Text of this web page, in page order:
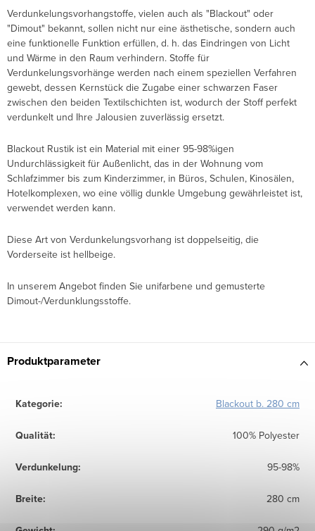
Verdunkelungsvorhangstoffe, vielen auch als "Blackout" oder
"Dimout" bekannt, sollen nicht nur eine ästhetische, sondern auch
eine funktionelle Funktion erfüllen, d. h. das Eindringen von Licht
und Wärme in den Raum verhindern. Stoffe für
Verdunkelungsvorhänge werden nach einem speziellen Verfahren
gewebt, dessen Kernstück die Zugabe einer schwarzen Faser
zwischen den beiden Textilschichten ist, wodurch der Stoff perfekt
verdunkelt und Ihre Jalousien zuverlässig ersetzt.
Blackout Rustik ist ein Material mit einer 95-98%igen
Undurchlässigkeit für Außenlicht, das in der Wohnung vom
Schlafzimmer bis zum Kinderzimmer, in Büros, Schulen, Kinosälen,
Hotelkomplexen, wo eine völlig dunkle Umgebung gewährleistet ist,
verwendet werden kann.
Diese Art von Verdunkelungsvorhang ist doppelseitig, die
Vorderseite ist hellbeige.
In unserem Angebot finden Sie unifarbene und gemusterte
Dimout-/Verdunklungsstoffe.
Produktparameter
Kategorie: Blackout b. 280 cm
Qualität: 100% Polyester
Verdunkelung: 95-98%
Breite: 280 cm